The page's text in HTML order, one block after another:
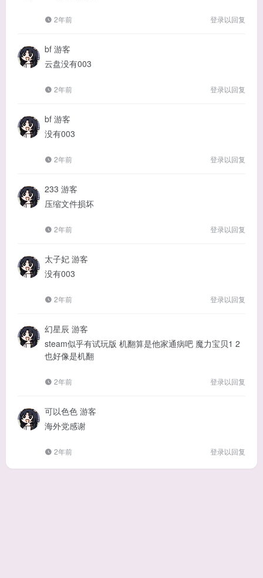
2年前 登录以回复
bf 游客
云盘没有003
2年前 登录以回复
bf 游客
没有003
2年前 登录以回复
233 游客
压缩文件损坏
2年前 登录以回复
太子妃 游客
没有003
2年前 登录以回复
幻星辰 游客
steam似乎有试玩版 机翻算是他家通病吧 魔力宝贝1 2
也好像是机翻
2年前 登录以回复
可以色色 游客
海外党感谢
2年前 登录以回复